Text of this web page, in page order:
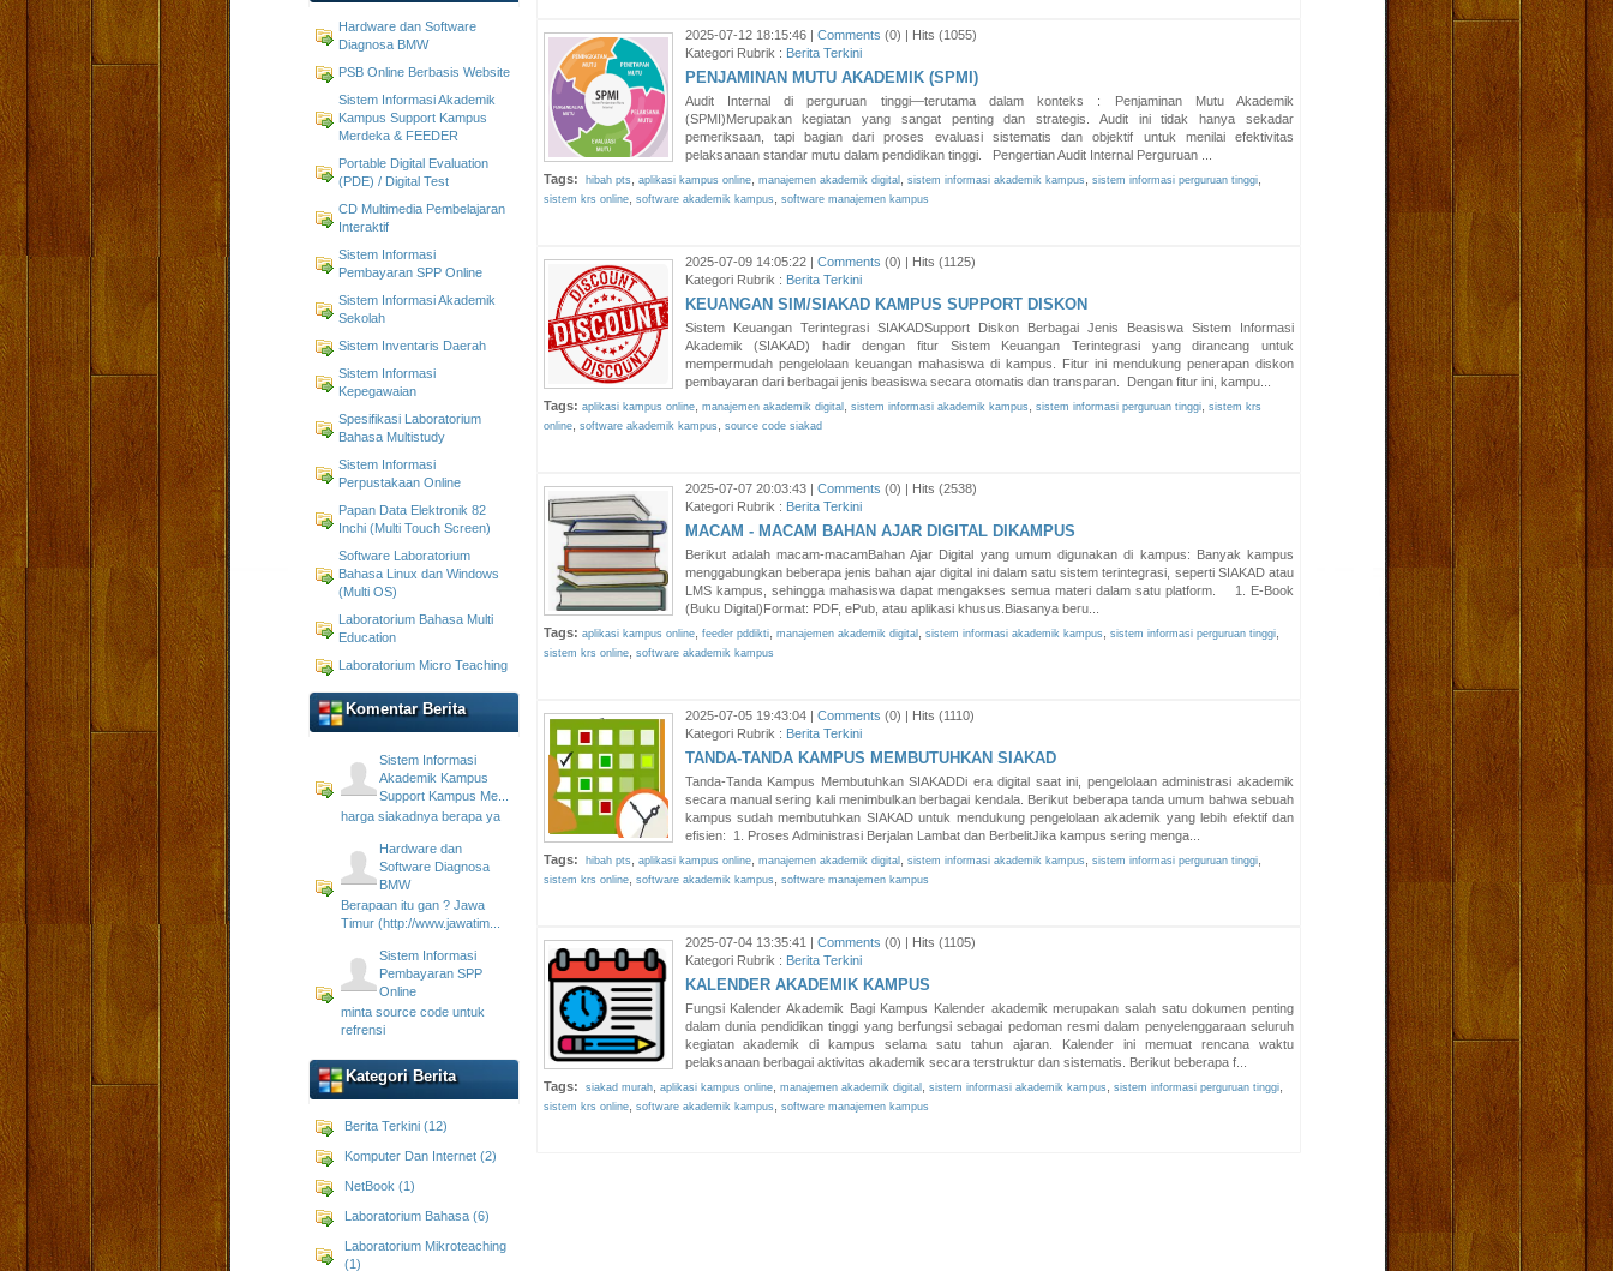
Hardware dan Software
Diagnosa BMW
PSB Online Berbasis Website
Sistem Informasi Akademik
Kampus Support Kampus
Merdeka & FEEDER
Portable Digital Evaluation
(PDE) / Digital Test
CD Multimedia Pembelajaran
Interaktif
Sistem Informasi
Pembayaran SPP Online
Sistem Informasi Akademik
Sekolah
Sistem Inventaris Daerah
Sistem Informasi
Kepegawaian
Spesifikasi Laboratorium
Bahasa Multistudy
Sistem Informasi
Perpustakaan Online
Papan Data Elektronik 82
Inchi (Multi Touch Screen)
Software Laboratorium
Bahasa Linux dan Windows
(Multi OS)
Laboratorium Bahasa Multi
Education
Laboratorium Micro Teaching
Komentar Berita
Sistem Informasi
Akademik Kampus
Support Kampus Me...
harga siakadnya berapa ya
Hardware dan
Software Diagnosa
BMW
Berapaan itu gan ? Jawa
Timur (http://www.jawatim...
Sistem Informasi
Pembayaran SPP
Online
minta source code untuk
refrensi
Kategori Berita
Berita Terkini (12)
Komputer Dan Internet (2)
NetBook (1)
Laboratorium Bahasa (6)
Laboratorium Mikroteaching
(1)
2025-07-12 18:15:46 | Comments (0) | Hits (1055)
Kategori Rubrik : Berita Terkini
PENJAMINAN MUTU AKADEMIK (SPMI)
Audit Internal di perguruan tinggi—terutama dalam konteks : Penjaminan Mutu Akademik
(SPMI)Merupakan kegiatan yang sangat penting dan strategis. Audit ini tidak hanya sekadar
pemeriksaan, tapi bagian dari proses evaluasi sistematis dan objektif untuk menilai efektivitas
pelaksanaan standar mutu dalam pendidikan tinggi. Pengertian Audit Internal Perguruan ...
Tags:
hibah pts aplikasi kampus online, manajemen akademik digital, sistem informasi akademik kampus sistem informasi perguruan tinggi,
sistem krs online, software akademik kampus software manajemen kampus
2025-07-09 14:05:22 | Comments (0) | Hits (1125)
Kategori Rubrik : Berita Terkini
KEUANGAN SIM/SIAKAD KAMPUS SUPPORT DISKON
Sistem Keuangan Terintegrasi SIAKADSupport Diskon Berbagai Jenis Beasiswa Sistem Informasi
Akademik (SIAKAD) hadir dengan fitur Sistem Keuangan Terintegrasi yang dirancang untuk
mempermudah pengelolaan keuangan mahasiswa di kampus. Fitur ini mendukung penerapan diskon
pembayaran dari berbagai jenis beasiswa secara otomatis dan transparan. Dengan fitur ini, kampu...
Tags: aplikasi kampus online, manajemen akademik digital, sistem informasi akademik kampus sistem informasi perguruan tinggi, sistem krs
online, software akademik kampus source code siakad
2025-07-07 20:03:43 | Comments (0) | Hits (2538)
Kategori Rubrik : Berita Terkini
MACAM - MACAM BAHAN AJAR DIGITAL DIKAMPUS
Berikut adalah macam-macamBahan Ajar Digital yang umum digunakan di kampus: Banyak kampus
menggabungkan beberapa jenis bahan ajar digital ini dalam satu sistem terintegrasi, seperti SIAKAD atau
LMS kampus, sehingga mahasiswa dapat mengakses semua materi dalam satu platform. 1. E-Book
(Buku Digital)Format: PDF, ePub, atau aplikasi khusus.Biasanya beru...
Tags: aplikasi kampus online, feeder pddikti, manajemen akademik digital, sistem informasi akademik kampus sistem informasi perguruan tinggi,
sistem krs online, software akademik kampus
2025-07-05 19:43:04 | Comments (0) | Hits (1110)
Kategori Rubrik : Berita Terkini
TANDA-TANDA KAMPUS MEMBUTUHKAN SIAKAD
Tanda-Tanda Kampus Membutuhkan SIAKADDi era digital saat ini, pengelolaan administrasi akademik
secara manual sering kali menimbulkan berbagai kendala. Berikut beberapa tanda umum bahwa sebuah
kampus sudah membutuhkan SIAKAD untuk mendukung pengelolaan akademik yang lebih efektif dan
efisien: 1. Proses Administrasi Berjalan Lambat dan BerbelitJika kampus sering menga...
Tags:
hibah pts aplikasi kampus online, manajemen akademik digital, sistem informasi akademik kampus sistem informasi perguruan tinggi,
sistem krs online, software akademik kampus software manajemen kampus
2025-07-04 13:35:41 | Comments (0) | Hits (1105)
Kategori Rubrik : Berita Terkini
KALENDER AKADEMIK KAMPUS
Fungsi Kalender Akademik Bagi Kampus Kalender akademik merupakan salah satu dokumen penting
dalam dunia pendidikan tinggi yang berfungsi sebagai pedoman resmi dalam penyelenggaraan seluruh
kegiatan akademik di kampus selama satu tahun ajaran. Kalender ini memuat rencana waktu
pelaksanaan berbagai aktivitas akademik secara terstruktur dan sistematis. Berikut beberapa f...
Tags:
siakad murah, aplikasi kampus online, manajemen akademik digital, sistem informasi akademik kampus sistem informasi perguruan tinggi,
sistem krs online, software akademik kampus software manajemen kampus